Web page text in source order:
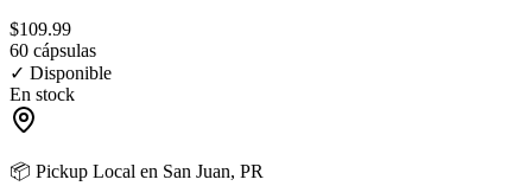
$109.99
60 cápsulas
✓ Disponible
En stock
📦 Pickup Local en San Juan, PR